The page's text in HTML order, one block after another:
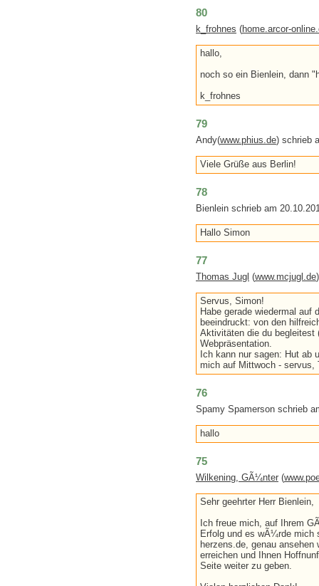
80
k_frohnes (home.arcor-
hallo,
noch so ein Bienlein, dann
k_frohnes
79
Andy(www.phius.de) schrieb
Viele Grüße aus Berlin!
78
Bienlein schrieb am
Hallo Simon
77
Thomas Jugl (www.mcjugl.de
Servus, Simon!
Habe gerade wiedermal auf
beeindruckt: von den
Aktivitäten die du begleitest
Webpräsentation.
Ich kann nur sagen: Hut ab
mich auf Mittwoch - servus,
76
Spamy Spamerson schrieb
hallo
75
Wilkening, GÃ¼nter (
Sehr geehrter Herr Bienlein,
Ich freue mich, auf Ihrem
Erfolg und es wÃ¼rde mich
herzens.de, genau
erreichen und Ihnen
Seite weiter zu geben.